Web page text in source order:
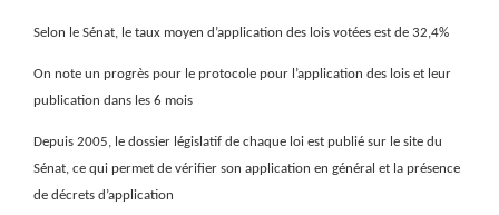
Selon le Sénat, le taux moyen d’application des lois votées est de 32,4%
On note un progrès pour le protocole pour l’application des lois et leur
publication dans les 6 mois
Depuis 2005, le dossier législatif de chaque loi est publié sur le site du
Sénat, ce qui permet de vérifier son application en général et la présence
de décrets d’application